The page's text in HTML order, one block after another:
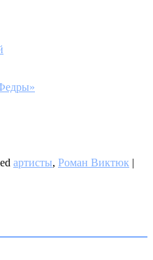
артисты, Роман Виктюк |